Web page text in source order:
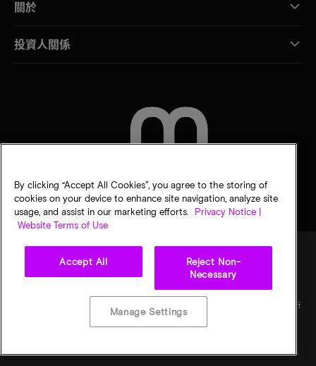
關於
投資人關係
Micron Technology, Inc. 保留所有權利。資訊、產品和／或規格若有變動，恕不另行
通知。所有提供之資訊皆以「現況」為基準，不提供任何形式的保固。繪圖可能不符合比
例。Micron、Micron 標誌及其他所有 Micron 商標皆為 Micron Technology, Inc. 資產。其
By clicking “Accept All Cookies”, you agree to the storing of
cookies on your device to enhance site navigation, analyze site
usage, and assist in our marketing efforts.
Privacy Notice |
Website Terms of Use
Accept All
Reject Non-
Necessary
Manage Settings